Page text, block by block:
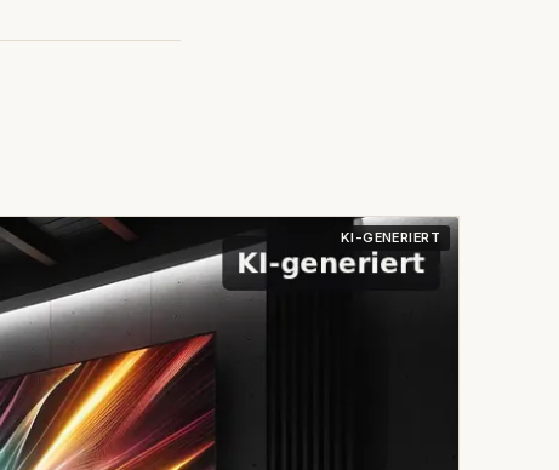
KI-GENERIERT